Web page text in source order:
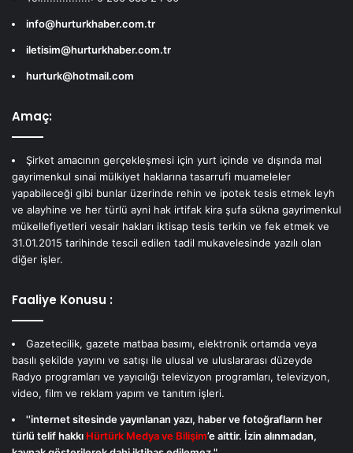
info@hurturkhaber.com.tr
iletisim@hurturkhaber.com.tr
hurturk@hotmail.com
Amaç:
Şirket amacının gerçekleşmesi için yurt içinde ve dışında mal
gayrimenkul sınai mülkiyet haklarına tasarrufi muameleler
yapabileceği gibi bunlar üzerinde rehin ve ipotek tesis etmek leyh
ve alayhine ve her türlü ayni hak irtifak kira şufa sükna gayrimenkul
mükellefiyetleri vesair hakları iktisap tesis terkin ve fek etmek ve
31.01.2015 tarihinde tescil edilen tadil mukavelesinde yazılı olan
diğer işler.
Faaliye Konusu :
Gazetecilik, gazete matbaa basımı, elektronik ortamda veya
basılı şekilde yayını ve satışı ile ulusal ve uluslararası düzeyde
Radyo programları ve yayıcılığı televizyon programları, televizyon,
video, film ve reklam yapım ve tanıtım işleri.
''internet sitesinde yayınlanan yazı, haber ve fotoğrafların her
türlü telif hakkı Hürtürk Medya ve Bilişim’e aittir. İzin alınmadan,